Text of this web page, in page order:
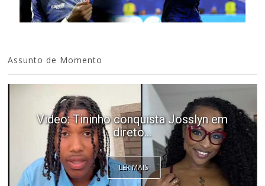
Assunto de Momento
Video: Tininho conquista Josslyn em
direto...
LER MAIS